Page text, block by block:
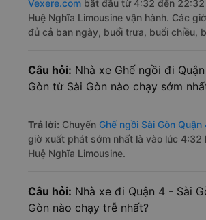
Vexere.com bắt đầu từ 4:32 đến
Huệ Nghĩa Limousine vận hành. Các
đủ cả ban ngày, buổi trưa, buổi chiều,
Câu hỏi: Nhà xe Ghế ngồi đi
Gòn từ Sài Gòn nào chạy sớm
Trả lời: Chuyến Ghế ngồi Sài Gòn Quận
giờ xuất phát sớm nhất là vào lúc 4:32
Huệ Nghĩa Limousine.
Câu hỏi: Nhà xe đi Quận 4 - Sài
Gòn nào chạy trễ nhất?